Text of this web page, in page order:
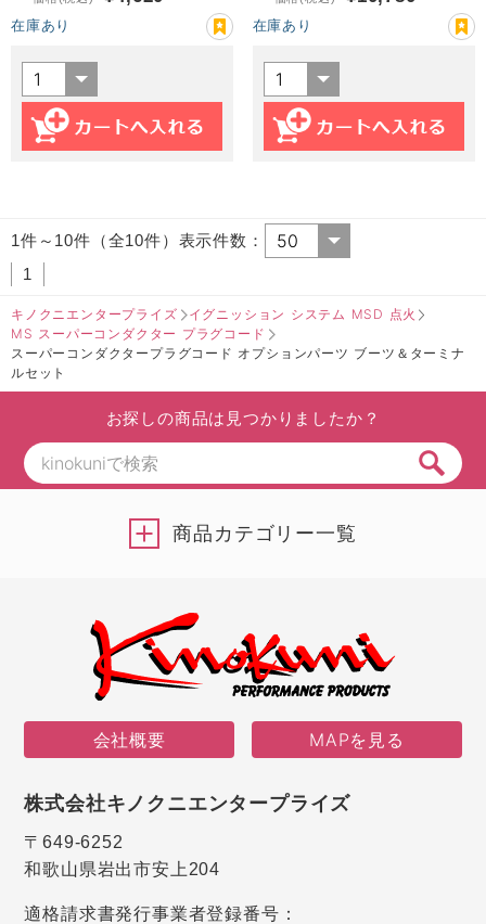
在庫あり 在庫あり
1件～10件（全10件）表示件数：
1
キノクニエンタープライズ
イグニッション システム MSD 点火
MS スーパーコンダクター プラグコード
スーパーコンダクタープラグコード オプションパーツ ブーツ＆ターミナ
ルセット
お探しの商品は見つかりましたか？
商品カテゴリー一覧
会社概要 MAPを見る
株式会社キノクニエンタープライズ
〒649-6252
和歌山県岩出市安上204
適格請求書発行事業者登録番号：